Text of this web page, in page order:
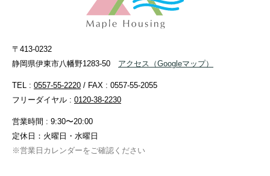
〒413-0232
静岡県伊東市八幡野1283-50
アクセス （Googleマップ）
TEL : 0557-55-2220 / FAX : 0557-55-2055
フリーダイヤル : 0120-38-2230
営業時間 : 9:30〜20:00
定休日：火曜日・水曜日
※営業日カレンダーをご確認ください